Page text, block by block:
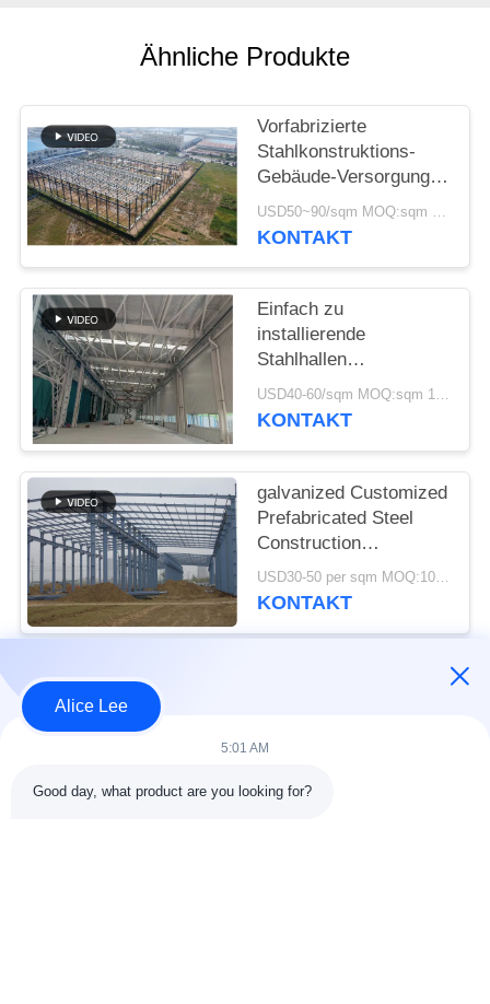
Ähnliche Produkte
Vorfabrizierte
Stahlkonstruktions-
Gebäude-Versorgungs-
Lösung für Industrie
USD50~90/sqm MOQ:sqm 1000
KONTAKT
Einfach zu
installierende
Stahlhallen
Umweltfreundliche
Lagerlösungen
USD40-60/sqm MOQ:sqm 1000
KONTAKT
galvanized Customized
Prefabricated Steel
Construction
Framework Building
Supply Delivery
USD30-50 per sqm MOQ:1000 Quadratmeter
KONTAKT
Beliebte Kategorien
Stahlkonstruktionsbau
Werkstatt
Alice Lee
5:01 AM
Good day, what product are you looking for?